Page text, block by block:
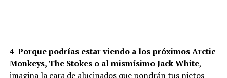
4-Porque podrías estar viendo a los próximos Arctic
Monkeys, The Stokes o al mismísimo Jack White,
imagina la cara de alucinados que pondrán tus nietos